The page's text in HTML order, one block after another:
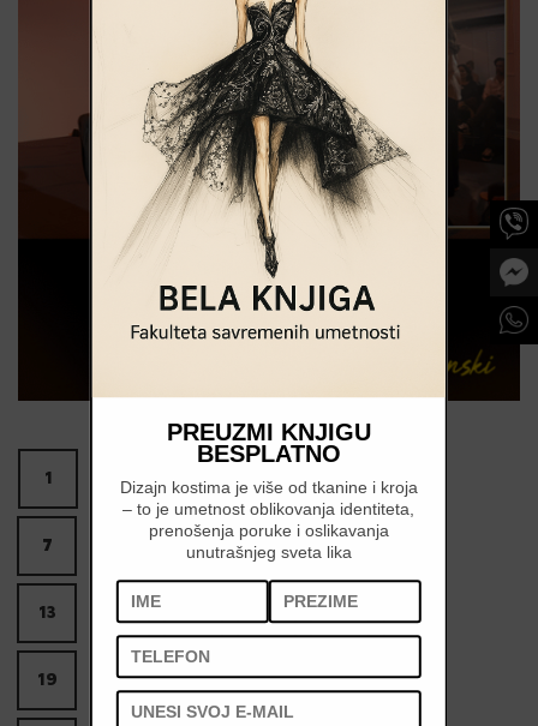
1 2 4
7 9 10 11
13 17
19 20 21 22 23 24
PREUZMI KNJIGU
BESPLATNO
Dizajn kostima je više od tkanine i kroja
– to je umetnost oblikovanja identiteta,
prenošenja poruke i oslikavanja
unutrašnjeg sveta lika